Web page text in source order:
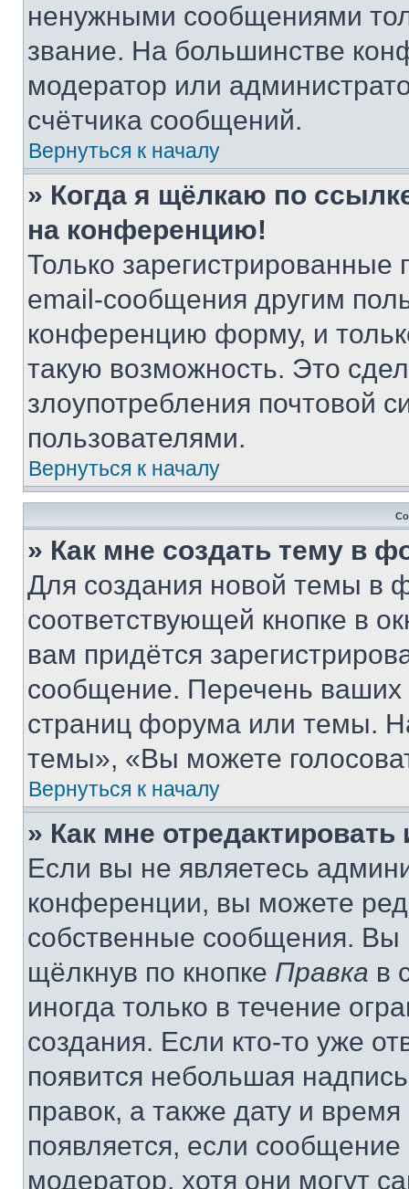
ненужными сообщениями
звание. На большинстве
модератор или
счётчика сообщений.
Вернуться к началу
» Когда я щёлкаю по
на конференцию!
Только зарегистрированные
email-сообщения другим
конференцию форму, и
такую возможность. Это
злоупотребления почтовой
пользователями.
Вернуться к началу
» Как мне создать тему в
Для создания новой темы в
соответствующей кнопке в
вам придётся
сообщение. Перечень ваших
страниц форума или темы.
темы», «Вы можете
Вернуться к началу
» Как мне
Если вы не являетесь
конференции, вы можете
собственные сообщения. Вы
щёлкнув по кнопке Правка в
иногда только в течение
создания. Если кто-то уже
появится небольшая
правок, а также дату и
появляется, если
модератор, хотя они могут